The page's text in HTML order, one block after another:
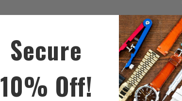
Secure
10% Off!